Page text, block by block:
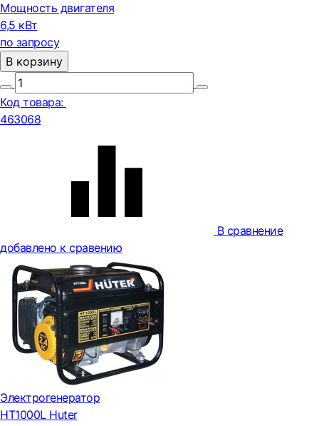
Мощность двигателя
6,5 кВт
по запросу
В корзину
Код товара:
463068
В сравнение
добавлено к сравению
Электрогенератор
HT1000L Huter